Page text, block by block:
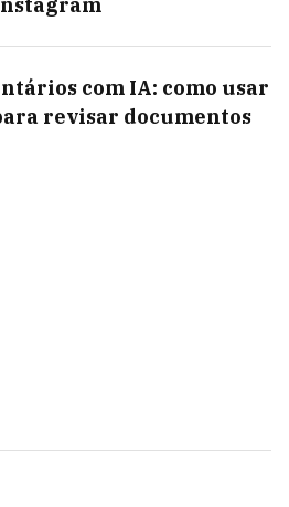
com IA: como usar
revisar documentos